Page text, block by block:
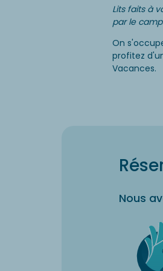
Lits faits à
par le
On
profitez
Vacances.
Nous